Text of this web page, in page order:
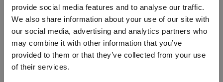
provide social media features and to analyse our traffic.
We also share information about your use of our site with
our social media, advertising and analytics partners who
may combine it with other information that you’ve
provided to them or that they’ve collected from your use
of their services.
FORBUDT - HVIT PVC SKILT
BRUK AV HEIS VED BRANN
Vennligst velg portal
BEDRIFT PRIVAT